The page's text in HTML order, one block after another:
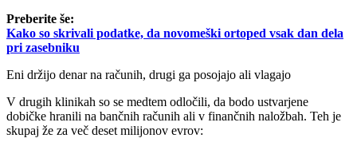
Preberite še:
Kako so skrivali podatke, da novomeški ortoped vsak dan dela
pri zasebniku
Eni držijo denar na računih, drugi ga posojajo ali vlagajo
V drugih klinikah so se medtem odločili, da bodo ustvarjene
dobičke hranili na bančnih računih ali v finančnih naložbah. Teh je
skupaj že za več deset milijonov evrov: